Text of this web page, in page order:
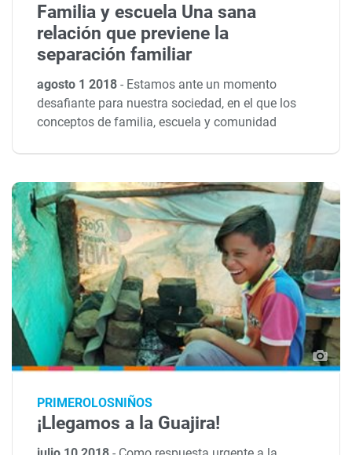
Familia y escuela Una sana
relación que previene la
separación familiar
agosto 1 2018- Estamos ante un momento
desafiante para nuestra sociedad, en el que los
conceptos de familia, escuela y comunidad
PRIMEROLOSNIÑOS
¡Llegamos a la Guajira!